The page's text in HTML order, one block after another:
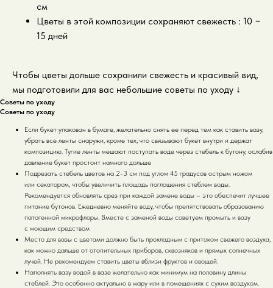
см
Цветы в этой композиции сохраняют свежесть : 10 ~
15 дней
Чтобы цветы дольше сохранили свежесть и красивый вид,
мы подготовили для вас небольшие советы по уходу ↓
Советы по уходу
Советы по уходу
Если букет упакован в бумаге, желательно снять ее перед тем как ставить вазу,
убрать все ленты снаружи, кроме тех, что связывают букет внутри и держат
композицию. Тугие ленты мешают поступать воде через стебель к бутону, ослабив
давление букет простоит намного дольше
Подрезать стебель цветов на 2-3 см под углом 45 градусов острым ножом
или секатором, чтобы увеличить площадь поглощения стеблем воды.
Рекомендуется обновлять срез при каждой замене воды – это обеспечит лучшее
питание бутонов. Ежедневно меняйте воду, чтобы препятствовать образованию
патогенной микрофлоры. Вместе с заменой воды советуем промыть и вазу
с моющим средством
Место для вазы с цветами должно быть прохладным с притоком свежего воздуха,
как можно дальше от отопительных приборов, сквозняков и прямых солнечных
лучей. Не рекомендуем ставить цветы вблизи фруктов и овощей.
Наполнять вазу водой в вазе желательно как минимум на половину длины
стеблей. Это особенно актуально в жару или в помещениях с сухим воздухом.